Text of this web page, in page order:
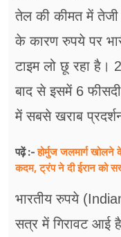
तेल की कीमत में तेजी
के कारण रुपये पर
टाइम लो छू रहा है।
बाद से इसमें 6
में सबसे खराब
पढ़ें :-होर्मुज जलमार्ग खोलने
कदम, ट्रंप ने दी ईरान को
भारतीय रुपये
सत्र में गिरावट आई